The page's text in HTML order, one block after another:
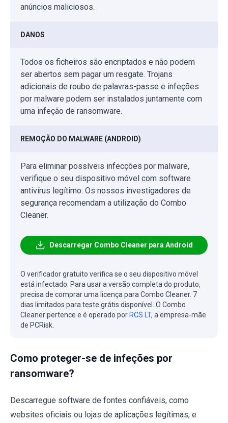
anúncios maliciosos.
DANOS
Todos os ficheiros são encriptados e não podem
ser abertos sem pagar um resgate. Trojans
adicionais de roubo de palavras-passe e infeções
por malware podem ser instalados juntamente com
uma infeção de ransomware.
REMOÇÃO DO MALWARE (ANDROID)
Para eliminar possíveis infecções por malware,
verifique o seu dispositivo móvel com software
antivírus legítimo. Os nossos investigadores de
segurança recomendam a utilização do Combo
Cleaner.
Descarregar Combo Cleaner para Android
O verificador gratuito verifica se o seu dispositivo móvel
está infectado. Para usar a versão completa do produto,
precisa de comprar uma licença para Combo Cleaner. 7
dias limitados para teste grátis disponível. O Combo
Cleaner pertence e é operado por RCS LT, a empresa-mãe
de PCRisk.
Como proteger-se de infeções por
ransomware?
Descarregue software de fontes confiáveis, como
websites oficiais ou lojas de aplicações legítimas, e